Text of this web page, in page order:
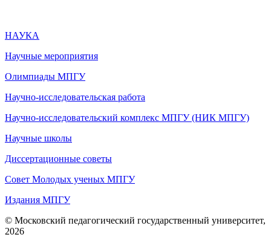
НАУКА
Научные мероприятия
Олимпиады МПГУ
Научно-исследовательская работа
Научно-исследовательский комплекс МПГУ (НИК МПГУ)
Научные школы
Диссертационные советы
Совет Молодых ученых МПГУ
Издания МПГУ
© Московский педагогический государственный университет,
2026